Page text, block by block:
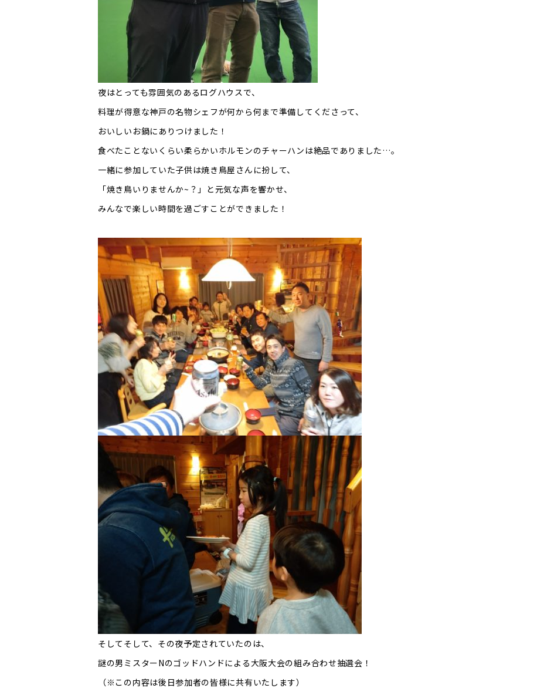
夜はとっても雰囲気のあるログハウスで、
料理が得意な神戸の名物シェフが何から何まで準備してくださって、
おいしいお鍋にありつけました！
食べたことないくらい柔らかいホルモンのチャーハンは絶品でありました…。
一緒に参加していた子供は焼き鳥屋さんに扮して、
「焼き鳥いりませんか~？」と元気な声を響かせ、
みんなで楽しい時間を過ごすことができました！
そしてそして、その夜予定されていたのは、
謎の男ミスターNのゴッドハンドによる大阪大会の組み合わせ抽選会！
（※この内容は後日参加者の皆様に共有いたします）